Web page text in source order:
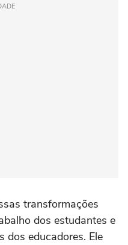
transformações
dos estudantes e
dos educadores. Ele